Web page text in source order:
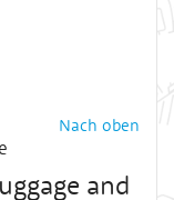
Nach oben
and